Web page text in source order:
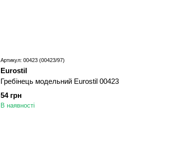
Артикул: 00423 (00423/97)
Eurostil
Гребінець модельний Eurostil 00423
54 грн
В наявності